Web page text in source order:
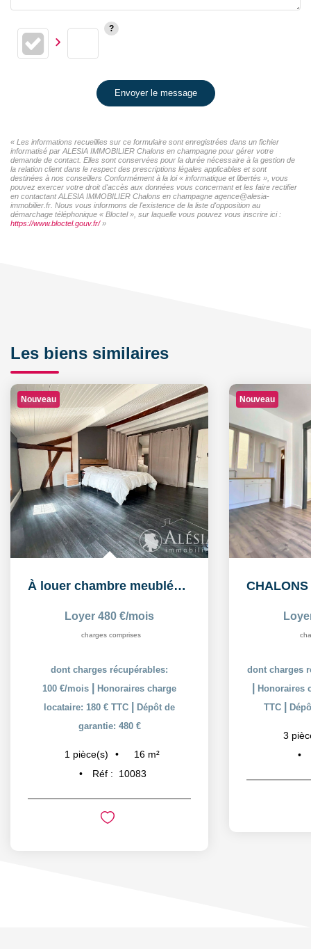
Envoyer le message
« Les informations recueillies sur ce formulaire sont enregistrées dans un fichier
informatisé par ALESIA IMMOBILIER Chalons en champagne pour gérer votre
demande de contact. Elles sont conservées pour la durée nécessaire à la gestion de
la relation client dans le respect des prescriptions légales applicables et sont
destinées à nos conseillers Conformément à la loi « informatique et libertés », vous
pouvez exercer votre droit d'accès aux données vous concernant et les faire rectifier
en contactant ALESIA IMMOBILIER Chalons en champagne agence@alesia-
immobilier.fr. Nous vous informons de l'existence de la liste d'opposition au
démarchage téléphonique « Bloctel », sur laquelle vous pouvez vous inscrire ici :
https://www.bloctel.gouv.fr/»
Les biens similaires
Nouveau
À louer chambre meublée de 16,26 m² dans un logement...
Loyer 480 €/mois
charges comprises
dont charges récupérables:
100 €/mois
Honoraires charge
locataire: 180 € TTC
Dépôt de
garantie: 480 €
1 pièce(s) 16 m²
Réf :
10083
Nouveau
dont charges
Honoraires
TTC
3